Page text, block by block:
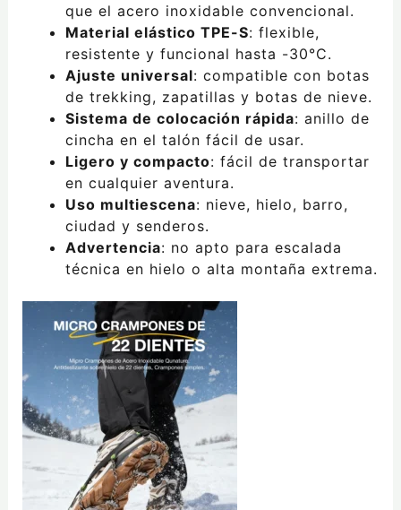
que el acero inoxidable convencional.
Material elástico TPE-S: flexible,
resistente y funcional hasta -30°C.
Ajuste universal: compatible con botas
de trekking, zapatillas y botas de nieve.
Sistema de colocación rápida: anillo de
cincha en el talón fácil de usar.
Ligero y compacto: fácil de transportar
en cualquier aventura.
Uso multiescena: nieve, hielo, barro,
ciudad y senderos.
Advertencia: no apto para escalada
técnica en hielo o alta montaña extrema.